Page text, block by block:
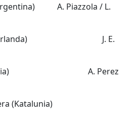
A. Piazzola / L.
(Irlanda) J. E.
A. Perez
(Katalunia)